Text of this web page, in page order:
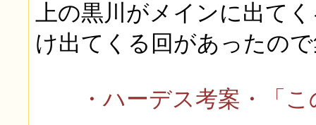
上の黒川がメインに出て
け出てくる回があったの
・ハーデス考案・「こ